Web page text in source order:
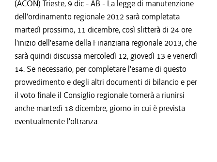
(ACON) Trieste, 9 dic - AB - La legge di manutenzione
dell'ordinamento regionale 2012 sarà completata
martedì prossimo, 11 dicembre, così slitterà di 24 ore
l'inizio dell'esame della Finanziaria regionale 2013, che
sarà quindi discussa mercoledì 12, giovedì 13 e venerdì
14. Se necessario, per completare l'esame di questo
provvedimento e degli altri documenti di bilancio e per
il voto finale il Consiglio regionale tornerà a riunirsi
anche martedì 18 dicembre, giorno in cui è prevista
eventualmente l'oltranza.